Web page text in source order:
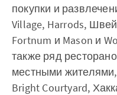
покупки и
Village, Harrods,
Fortnum и Mason и
также ряд
местными
Bright Courtyard,